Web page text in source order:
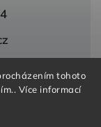
tohoto
Více informací